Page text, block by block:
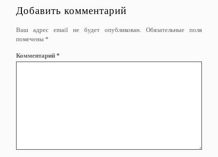
Добавить комментарий
Ваш адрес email не будет опубликован.
Обязательные поля
помечены *
Комментарий *